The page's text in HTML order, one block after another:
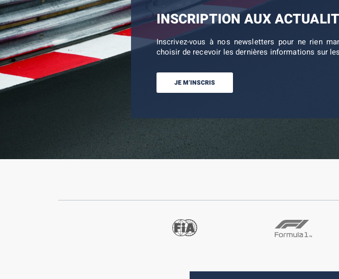
INSCRIPTION AUX
Inscrivez-vous à nos newsletters pour ne rien
choisir de recevoir les dernières informations sur
JE M’INSCRIS